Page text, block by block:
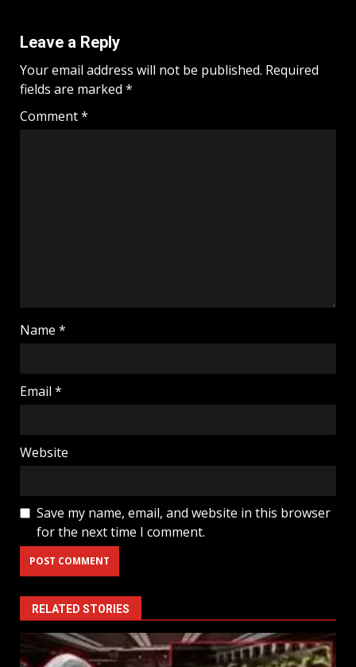
Leave a Reply
Your email address will not be published. Required
fields are marked *
Comment*
Name *
Email *
Website
Save my name, email, and website in this browser
for the next time I comment.
RELATED STORIES